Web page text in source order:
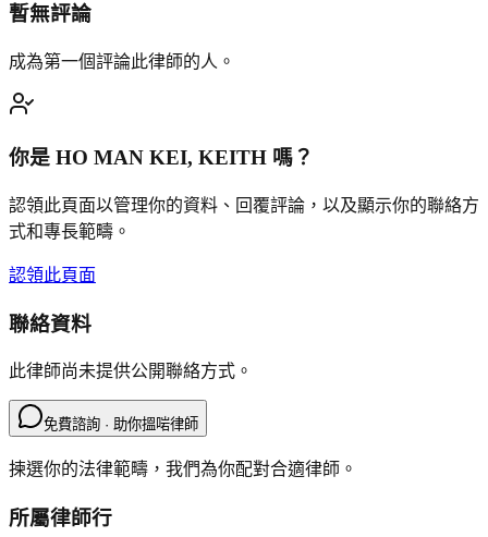
暫無評論
成為第一個評論此律師的人。
你是 HO MAN KEI, KEITH 嗎？
認領此頁面以管理你的資料、回覆評論，以及顯示你的聯絡方
式和專長範疇。
認領此頁面
聯絡資料
此律師尚未提供公開聯絡方式。
免費諮詢 · 助你搵啱律師
揀選你的法律範疇，我們為你配對合適律師。
所屬律師行